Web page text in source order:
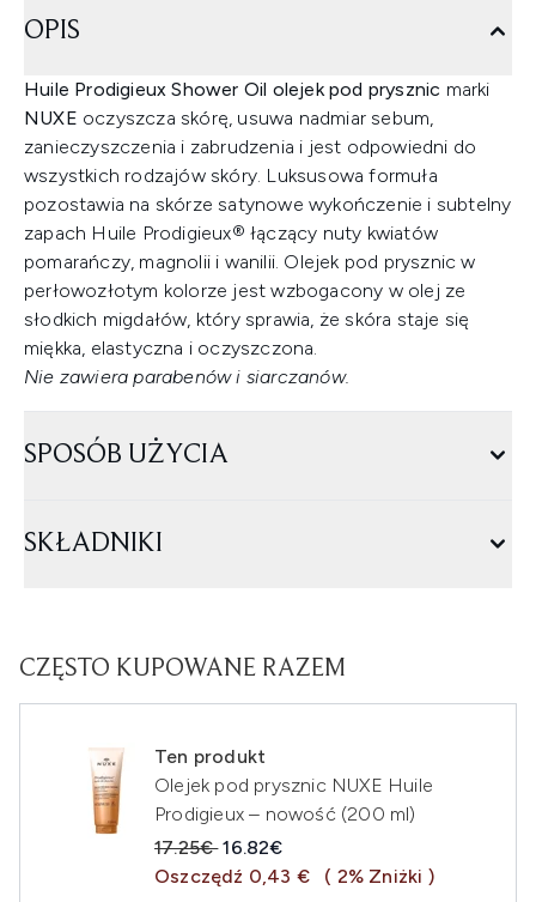
OPIS
Huile Prodigieux Shower Oil olejek pod prysznic marki
NUXE oczyszcza skórę, usuwa nadmiar sebum,
zanieczyszczenia i zabrudzenia i jest odpowiedni do
wszystkich rodzajów skóry. Luksusowa formuła
pozostawia na skórze satynowe wykończenie i subtelny
zapach Huile Prodigieux® łączący nuty kwiatów
pomarańczy, magnolii i wanilii. Olejek pod prysznic w
perłowozłotym kolorze jest wzbogacony w olej ze
słodkich migdałów, który sprawia, że skóra staje się
miękka, elastyczna i oczyszczona.
Nie zawiera parabenów i siarczanów.
SPOSÓB UŻYCIA
SKŁADNIKI
CZĘSTO KUPOWANE RAZEM
Ten produkt
Olejek pod prysznic NUXE Huile
Prodigieux – nowość (200 ml)
Sugerowana cena detaliczna:
17.25€Aktualna cena:
16.82€
Oszczędź 0,43 €
( 2% Zniżki )